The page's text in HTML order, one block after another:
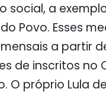
social, a
Povo. Esses
a partir
de inscritos no
próprio Lula